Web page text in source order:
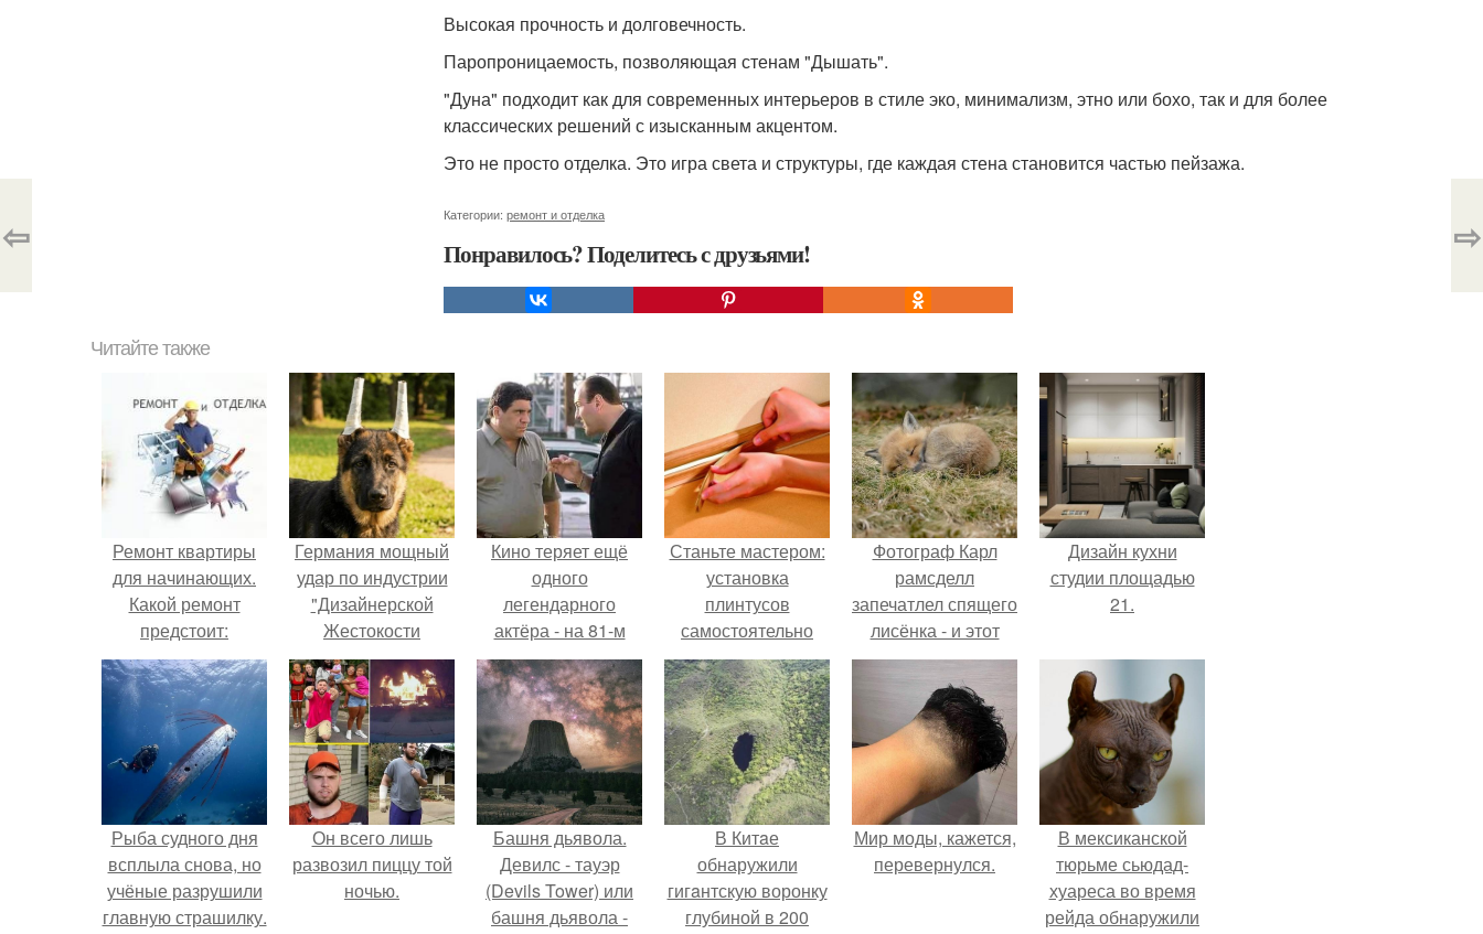
Высокая прочность и долговечность.
Паропроницаемость, позволяющая стенам "Дышать".
"Дуна" подходит как для современных интерьеров в стиле эко, минимализм, этно или бохо, так и для более
классических решений с изысканным акцентом.
Это не просто отделка. Это игра света и структуры, где каждая стена становится частью пейзажа.
Категории: ремонт и отделка
Понравилось? Поделитесь с друзьями!
⇦ ⇨
Читайте также
Ремонт квартиры
для начинающих.
Какой ремонт
предстоит:
косметический или
капитальный
Германия мощный
удар по индустрии
"Дизайнерской
Жестокости
нанесла".
Кино теряет ещё
одного
легендарного
актёра - на 81-м
году жизни не стало
Винсента пасторе.
Станьте мастером:
установка
плинтусов
самостоятельно
Фотограф Карл
рамсделл
запечатлел спящего
лисёнка - и этот
кадр способен
растопить даже
самое суровое
сердце.
Дизайн кухни
студии площадью
21.
Рыба судного дня
всплыла снова, но
учёные разрушили
главную страшилку.
Он всего лишь
развозил пиццу той
ночью.
Башня дьявола.
Девилс - тауэр
(Devils Tower) или
башня дьявола -
В Китaе
обнаружили
гигaнтскую воронку
глубиной в 200
Мир моды, кажется,
перевернулся.
В мексиканской
тюрьме сьюдад-
хуареса во время
рейда обнаружили